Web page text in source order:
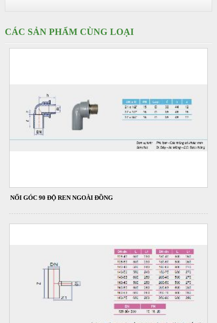
CÁC SẢN PHẨM CÙNG LOẠI
NỐI GÓC 90 ĐỘ REN NGOÀI ĐỒNG